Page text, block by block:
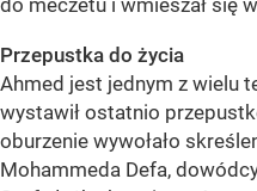
do meczetu i wmieszał się
Przepustka do życia
Ahmed jest jednym z wielu
wystawił ostatnio
oburzenie wywołało
Mohammeda Defa,